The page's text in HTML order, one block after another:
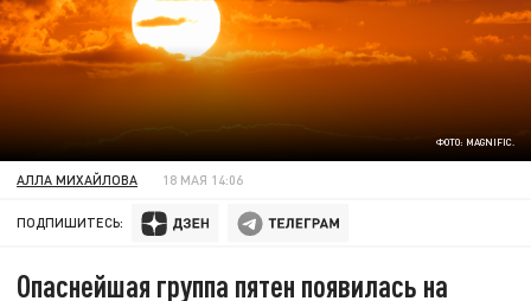
ФОТО: MAGNIFIC.
АЛЛА МИХАЙЛОВА 18 МАЯ 14:06
ПОДПИШИТЕСЬ:
Опаснейшая группа пятен появилась на